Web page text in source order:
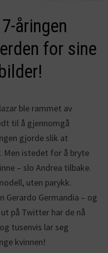
åringen
for sine
ble rammet av
til å gjennomgå
gjorde slik at
Men istedet for å bryte
– slo Andrea tilbake.
uten parykk.
Germandia – og
på Twitter har de nå
tusenvis lar seg
kvinnen!